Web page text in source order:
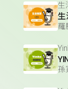
生
生
羅
孫